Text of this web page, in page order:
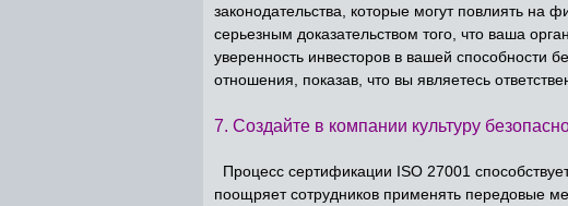
законодательства, которые могут повлиять
серьезным доказательством того, что ваша
уверенность инвесторов в вашей способности
отношения, показав, что вы являетесь
7. Создайте в компании культуру
Процесс сертификации ISO 27001
поощряет сотрудников применять передовые